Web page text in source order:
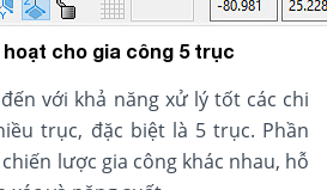
hoạt cho gia công 5 trục
với khả năng xử lý tốt các chi
trục, đặc biệt là 5 trục. Phần
lược gia công khác nhau, hỗ